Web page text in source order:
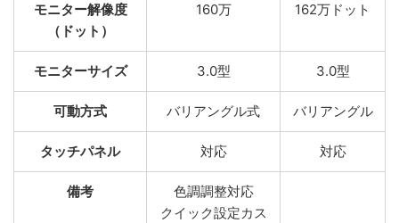
モニター解像度
（ドット）
160万 162万ドット
モニターサイズ 3.0型 3.0型
可動方式 バリアングル式 バリアングル
タッチパネル 対応 対応
備考
色調調整対応
クイック設定カス